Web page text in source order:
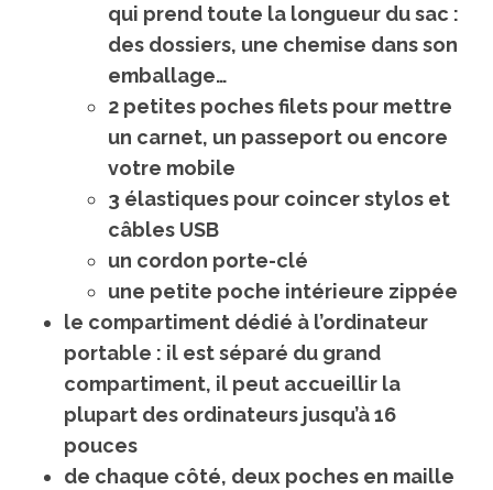
qui prend toute la longueur du sac :
des dossiers, une chemise dans son
emballage…
2 petites poches filets pour mettre
un carnet, un passeport ou encore
votre mobile
3 élastiques pour coincer stylos et
câbles USB
un cordon porte-clé
une petite poche intérieure zippée
le compartiment dédié à l’ordinateur
portable : il est séparé du grand
compartiment, il peut accueillir la
plupart des ordinateurs jusqu’à 16
pouces
de chaque côté, deux poches en maille